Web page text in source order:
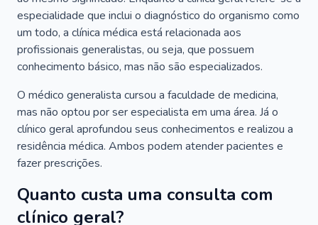
especialidade que inclui o diagnóstico do organismo como
um todo, a clínica médica está relacionada aos
profissionais generalistas, ou seja, que possuem
conhecimento básico, mas não são especializados.
O médico generalista cursou a faculdade de medicina,
mas não optou por ser especialista em uma área. Já o
clínico geral aprofundou seus conhecimentos e realizou a
residência médica. Ambos podem atender pacientes e
fazer prescrições.
Quanto custa uma consulta com
clínico geral?